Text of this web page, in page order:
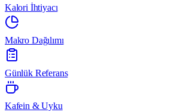
Kalori İhtiyacı
Makro Dağılımı
Günlük Referans
Kafein & Uyku